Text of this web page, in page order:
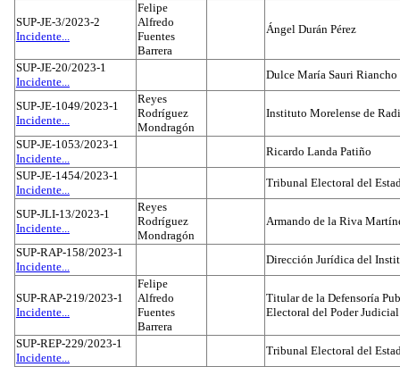
SUP-JE-3/2023-2
Incidente...
Felipe
Alfredo
Fuentes
Barrera
Ángel Durán Pérez
SUP-JE-20/2023-1
Incidente...
Dulce María Sauri
SUP-JE-1049/2023-1
Incidente...
Reyes
Rodríguez
Mondragón
Instituto Morelense de
SUP-JE-1053/2023-1
Incidente...
Ricardo Landa Patiño
SUP-JE-1454/2023-1
Incidente...
Tribunal Electoral del
SUP-JLI-13/2023-1
Incidente...
Reyes
Rodríguez
Mondragón
Armando de la Riva
SUP-RAP-158/2023-1
Incidente...
Dirección Jurídica del
SUP-RAP-219/2023-1
Incidente...
Felipe
Alfredo
Fuentes
Barrera
Titular de la Defensoría
Electoral del Poder
SUP-REP-229/2023-1
Incidente...
Tribunal Electoral del